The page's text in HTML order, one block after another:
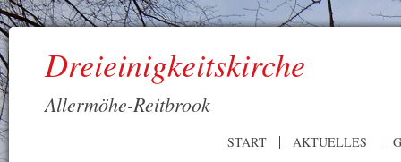
Dreieinigkeitskirche
Allermöhe-Reitbrook
START AKTUELLES